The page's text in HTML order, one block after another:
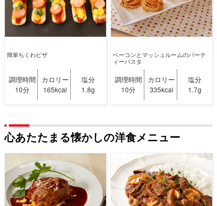
簡単ちくわピザ
調理時間
10分
カロリー
165kcal
塩分
1.8g
ベーコンとマッシュルームのパーテ
ィーパスタ
調理時間
10分
カロリー
335kcal
塩分
1.7g
心あたたまる懐かしの洋食メニュー